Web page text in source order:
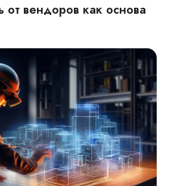
от вендоров как основа